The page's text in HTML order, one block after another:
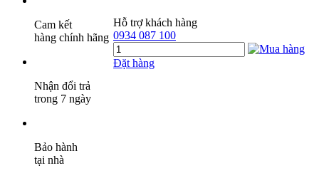
Cam kết
hàng chính hãng
Nhận đổi trả
trong 7 ngày
Bảo hành
tại nhà
Hỗ trợ khách hàng
0934 087 100
Đặt hàng